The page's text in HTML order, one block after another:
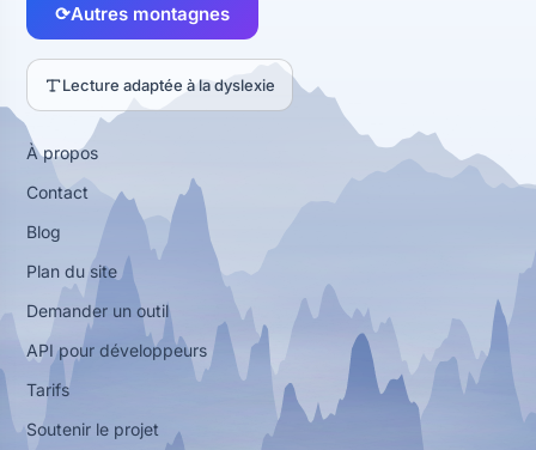
⟳Autres montagnes
Lecture adaptée à la dyslexie
À propos
Contact
Blog
Plan du site
Demander un outil
API pour développeurs
Tarifs
Soutenir le projet